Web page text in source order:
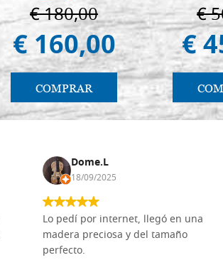
€ 180,00
€ 160,00
COMPRAR
€
€
Dome.L
18/09/2025
Lo pedí por internet, llegó en una
madera preciosa y del tamaño
perfecto.